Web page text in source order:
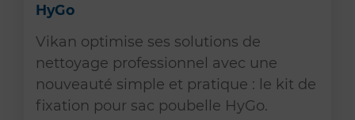
HyGo
Vikan optimise ses solutions de
nettoyage professionnel avec une
nouveauté simple et pratique : le kit de
fixation pour sac poubelle HyGo.